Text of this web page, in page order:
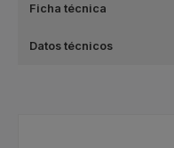
Ficha técnica
Datos técnicos